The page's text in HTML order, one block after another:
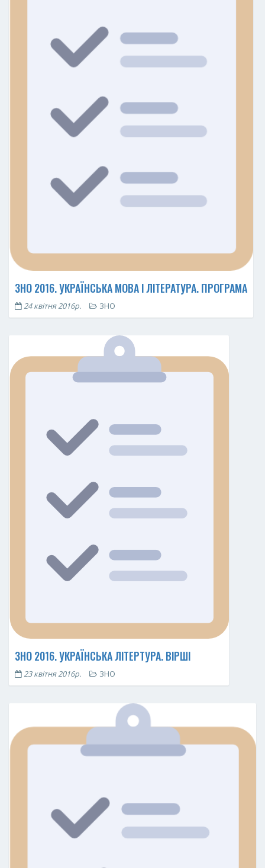
ЗНО 2016. УКРАЇНСЬКА МОВА І ЛІТЕРАТУРА. ПРОГРАМА
24 квітня 2016р. ЗНО
ЗНО 2016. УКРАЇНСЬКА ЛІТЕРТУРА. ВІРШІ
23 квітня 2016р. ЗНО